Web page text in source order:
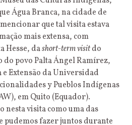
Água Branca, na cidade de
que tal visita estava
mais extensa, com
Hesse, dashort-term visitdo
povo Palta Ángel Ramírez,
Extensão da Universidad
y Pueblos Indígenas
em Quito (Equador).
nesta visita como uma das
pudemos fazer juntos durante